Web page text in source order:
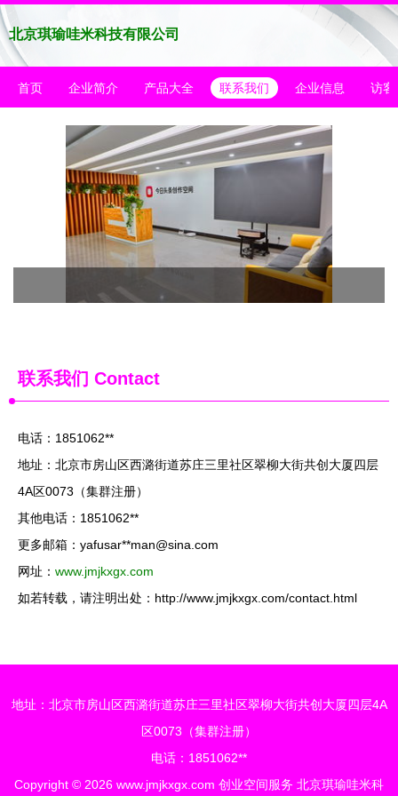
北京琪瑜哇米科技有限公司
首页 企业简介 产品大全 联系我们 企业信息 访客
联系我们 Contact
电话：1851062**
地址：北京市房山区西潞街道苏庄三里社区翠柳大街共创大厦四层
4A区0073（集群注册）
其他电话：1851062**
更多邮箱：yafusar**man@sina.com
网址： www.jmjkxgx.com
如若转载，请注明出处：http://www.jmjkxgx.com/contact.html
地址：北京市房山区西潞街道苏庄三里社区翠柳大街共创大厦四层4A
区0073（集群注册）
电话：1851062**
Copyright © 2026 www.jmjkxgx.com 创业空间服务 北京琪瑜哇米科